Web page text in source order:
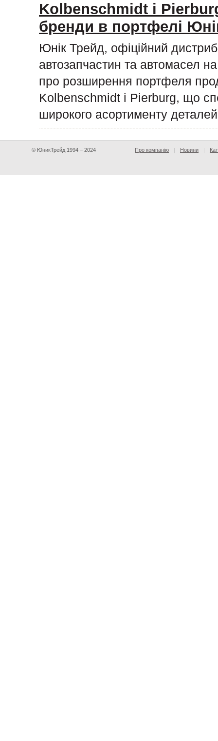
Kolbenschmidt і
бренди в портфелі
Юнік Трейд, офіційний
автозапчастин та автомасел
про розширення портфеля
Kolbenschmidt і Pierburg, що
широкого асортименту
© ЮникТрейд 1994 − 2024 Про компанію Новини